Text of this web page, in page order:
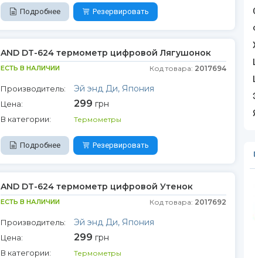
Подробнее Резервировать
AND DT-624 термометр цифровой Лягушонок
ЕСТЬ В НАЛИЧИИ Код товара: 2017694
Производитель: Эй энд Ди, Япония
Цена: 299 грн
В категории: Термометры
Подробнее Резервировать
AND DT-624 термометр цифровой Утенок
ЕСТЬ В НАЛИЧИИ Код товара: 2017692
Производитель: Эй энд Ди, Япония
Цена: 299 грн
В категории: Термометры